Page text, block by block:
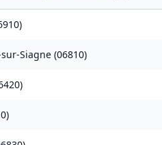
)
Siagne (06810)
)
)